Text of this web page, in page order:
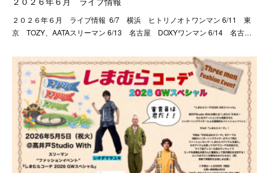
２０２６年６月 ライブ情報 6/7 横浜 ヒトリノオトワンマン 6/11 東
京 TOZY、AATAスリーマン 6/13 名古屋 DOXYワンマン 6/14 名古…